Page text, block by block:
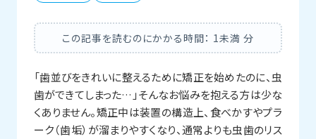
この記事を読むのにかかる時間： 1未満 分
「歯並びをきれいに整えるために矯正を始めたのに、虫
歯ができてしまった…」そんなお悩みを抱える方は少な
くありません。矯正中は装置の構造上、食べかすやプラ
ーク（歯垢）が溜まりやすくなり、通常よりも虫歯のリス